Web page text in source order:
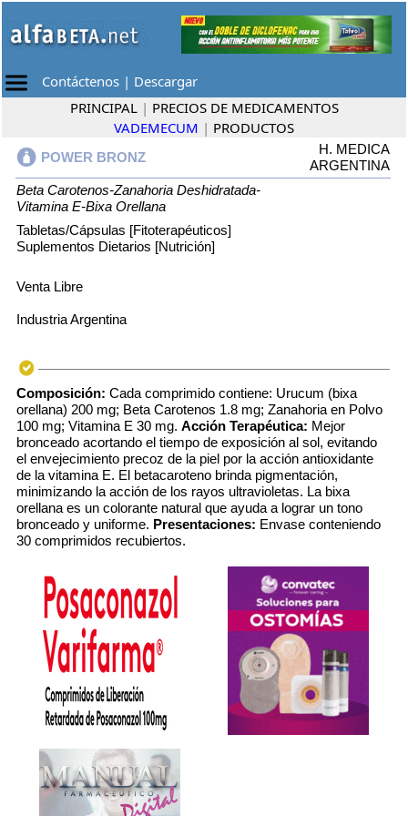
Contáctenos | Descargar
PRINCIPAL | PRECIOS DE MEDICAMENTOS
VADEMECUM | PRODUCTOS
POWER BRONZ
H. MEDICA
ARGENTINA
Beta Carotenos-Zanahoria Deshidratada-
Vitamina E-Bixa Orellana
Tabletas/Cápsulas [Fitoterapéuticos]
Suplementos Dietarios [Nutrición]
Venta Libre
Industria Argentina
Composición: Cada comprimido contiene: Urucum (bixa
orellana) 200 mg; Beta Carotenos 1.8 mg; Zanahoria en Polvo
100 mg; Vitamina E 30 mg. Acción Terapéutica: Mejor
bronceado acortando el tiempo de exposición al sol, evitando
el envejecimiento precoz de la piel por la acción antioxidante
de la vitamina E. El betacaroteno brinda pigmentación,
minimizando la acción de los rayos ultravioletas. La bixa
orellana es un colorante natural que ayuda a lograr un tono
bronceado y uniforme. Presentaciones: Envase conteniendo
30 comprimidos recubiertos.